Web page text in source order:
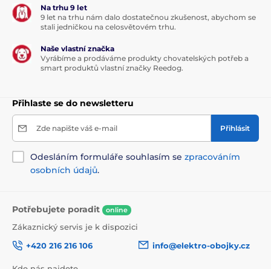
Na trhu 9 let
9 let na trhu nám dalo dostatečnou zkušenost, abychom se
stali jedničkou na celosvětovém trhu.
Naše vlastní značka
Vyrábíme a prodáváme produkty chovatelských potřeb a
smart produktů vlastní značky Reedog.
Přihlaste se do newsletteru
Zde napište váš e-mail Přihlásit
Odesláním formuláře souhlasím se zpracováním
osobních údajů.
Potřebujete poradit online
Zákaznický servis je k dispozici
+420 216 216 106
info@elektro-obojky.cz